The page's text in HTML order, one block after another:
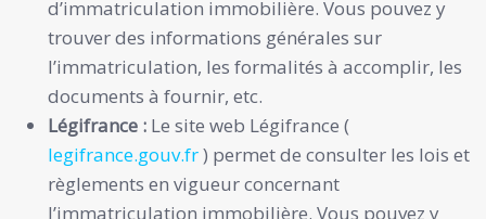
d’immatriculation immobilière. Vous pouvez y
trouver des informations générales sur
l’immatriculation, les formalités à accomplir, les
documents à fournir, etc.
Légifrance : Le site web Légifrance (
legifrance.gouv.fr) permet de consulter les lois et
règlements en vigueur concernant
l’immatriculation immobilière. Vous pouvez y